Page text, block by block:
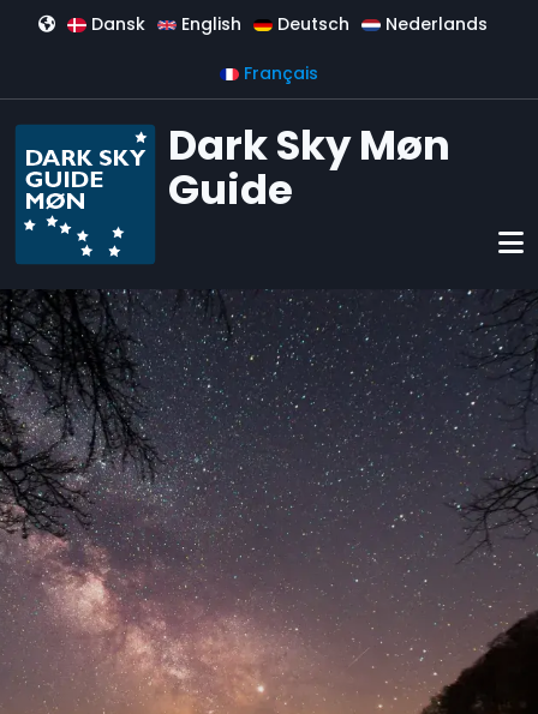
Aller au contenu principal
Dansk English Deutsch Nederlands
Français
Dark Sky Møn
Guide